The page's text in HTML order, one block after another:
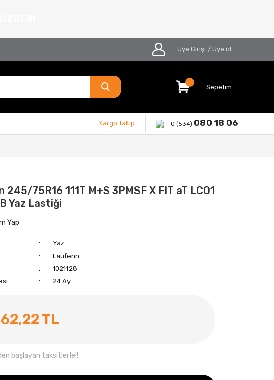
Üye Girişi / Üye ol
Sepetim
Kargo Takip 0 (534) 080 18 06
245/75R16 111T M+S 3PMSF X FIT aT LC01
Yaz Lastiği
Yap
Yaz
Laufenn
1021128
24 Ay
TL
başlayan taksitlerle!!